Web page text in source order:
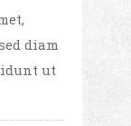
diam
ut